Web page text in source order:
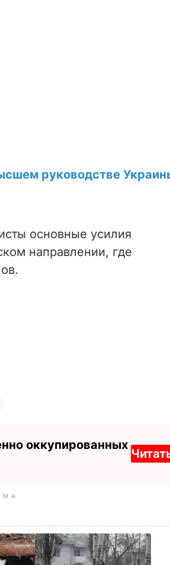
руководстве
основные усилия
направлении, где
оккупированных